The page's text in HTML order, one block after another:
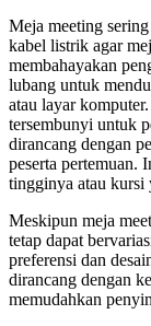
Meja meeting
kabel listrik agar
membahayakan
lubang untuk
atau layar
tersembunyi untuk
dirancang dengan
peserta pertemuan.
tingginya atau kursi
Meskipun meja
tetap dapat
preferensi dan
dirancang dengan
memudahkan